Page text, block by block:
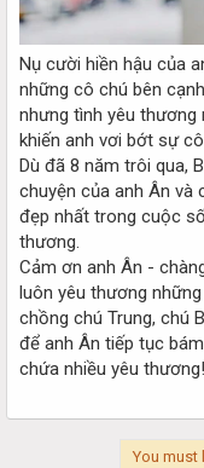
Nụ cười hiền hậu của
những cô chú bên
nhưng tình yêu thương
khiến anh vơi bớt sự
Dù đã 8 năm trôi qua,
chuyện của anh Ân
đẹp nhất trong cuộc
thương.
Cảm ơn anh Ân -
luôn yêu thương
chồng chú Trung, chú
để anh Ân tiếp tục
chứa nhiều yêu thương!
You must